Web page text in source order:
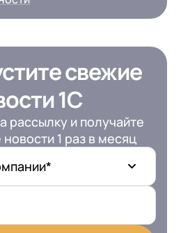
свежие
1С
рассылку и получайте
1 раз в месяц
телефона
в корзину